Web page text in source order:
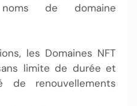
de domaine
les Domaines NFT
limite de durée et
de renouvellements